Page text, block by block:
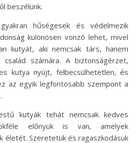
beszélünk.
hűségesek és védelmezik
különösen vonzó lehet, mivel
kutyát, aki nemcsak társ, hanem
számára. A biztonságérzet,
kutya nyújt, felbecsülhetetlen, és
az egyik legfontosabb szempont a
kutyák tehát nemcsak kedves
előnyük is van, amelyek
életét. Szeretetük és ragaszkodásuk